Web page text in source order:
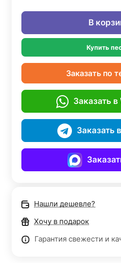
В
Купить
Заказать по
Заказать
Заказать
Нашли дешевле?
Хочу в подарок
Гарантия свежести и